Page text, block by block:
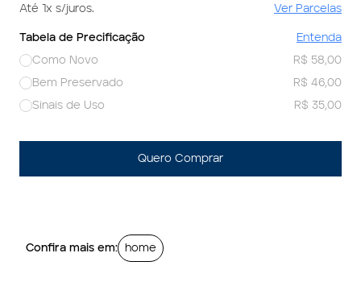
Até 1x s/juros. Ver Parcelas
Tabela de Precificação
Entenda
Como Novo
R$ 58,00
Bem Preservado
R$ 46,00
Sinais de Uso
R$ 35,00
Quero Comprar
Confira mais em: home